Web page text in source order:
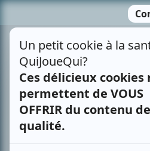
contenu